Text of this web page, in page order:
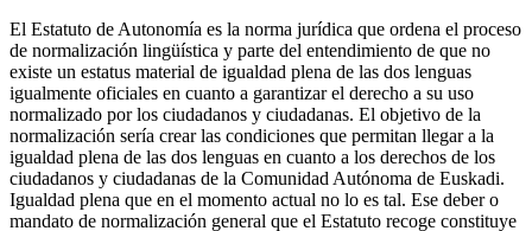
El Estatuto de Autonomía es la norma jurídica que ordena el proceso
de normalización lingüística y parte del entendimiento de que no
existe un estatus material de igualdad plena de las dos lenguas
igualmente oficiales en cuanto a garantizar el derecho a su uso
normalizado por los ciudadanos y ciudadanas. El objetivo de la
normalización sería crear las condiciones que permitan llegar a la
igualdad plena de las dos lenguas en cuanto a los derechos de los
ciudadanos y ciudadanas de la Comunidad Autónoma de Euskadi.
Igualdad plena que en el momento actual no lo es tal. Ese deber o
mandato de normalización general que el Estatuto recoge constituye